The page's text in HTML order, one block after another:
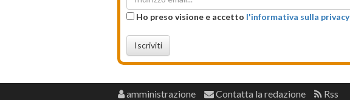
Ho preso visione e accetto l'informativa sulla privacy
Iscriviti
amministrazione Contatta la redazione Rss